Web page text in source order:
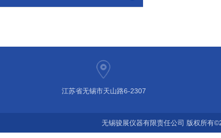
江苏省无锡市天山路6-2307
无锡骏展仪器有限责任公司 版权所有